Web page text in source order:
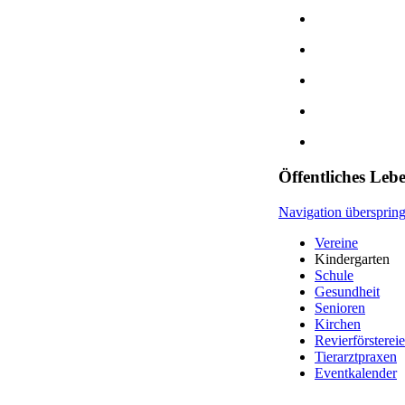
Öffentliches
Navigation
Vereine
Kindergarten
Schule
Gesundheit
Senioren
Kirchen
Tierarztpraxen
Eventkalender